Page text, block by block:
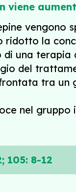
vengono
ridotto la
una
del
tra un
nel
105: 8-12